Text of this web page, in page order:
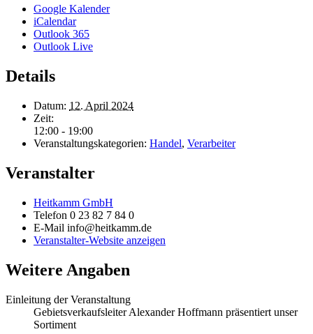
Google Kalender
iCalendar
Outlook 365
Outlook Live
Details
Datum: 12. April 2024
Zeit:
12:00 - 19:00
Veranstaltungskategorien: Handel, Verarbeiter
Veranstalter
Heitkamm GmbH
Telefon 0 23 82 7 84 0
E-Mail info@heitkamm.de
Veranstalter-Website anzeigen
Weitere Angaben
Einleitung der Veranstaltung
Gebietsverkaufsleiter Alexander Hoffmann präsentiert unser
Sortiment